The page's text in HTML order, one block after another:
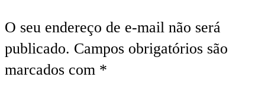
O seu endereço de e-mail não será
publicado. Campos obrigatórios são
marcados com *